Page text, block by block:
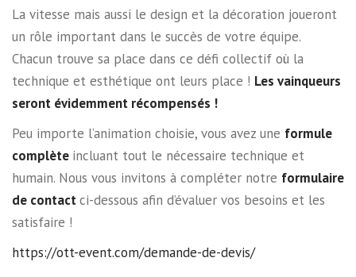
La vitesse mais aussi le design et la décoration joueront
un rôle important dans le succès de votre équipe.
Chacun trouve sa place dans ce défi collectif où la
technique et esthétique ont leurs place ! Les vainqueurs
seront évidemment récompensés !
Peu importe l’animation choisie, vous avez une formule
complète incluant tout le nécessaire technique et
humain. Nous vous invitons à compléter notre formulaire
de contactci-dessous afin d’évaluer vos besoins et les
satisfaire !
https://ott-event.com/demande-de-devis/